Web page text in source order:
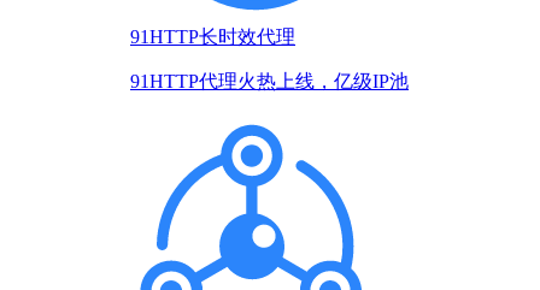
91HTTP长时效代理
91HTTP代理火热上线，亿级IP池